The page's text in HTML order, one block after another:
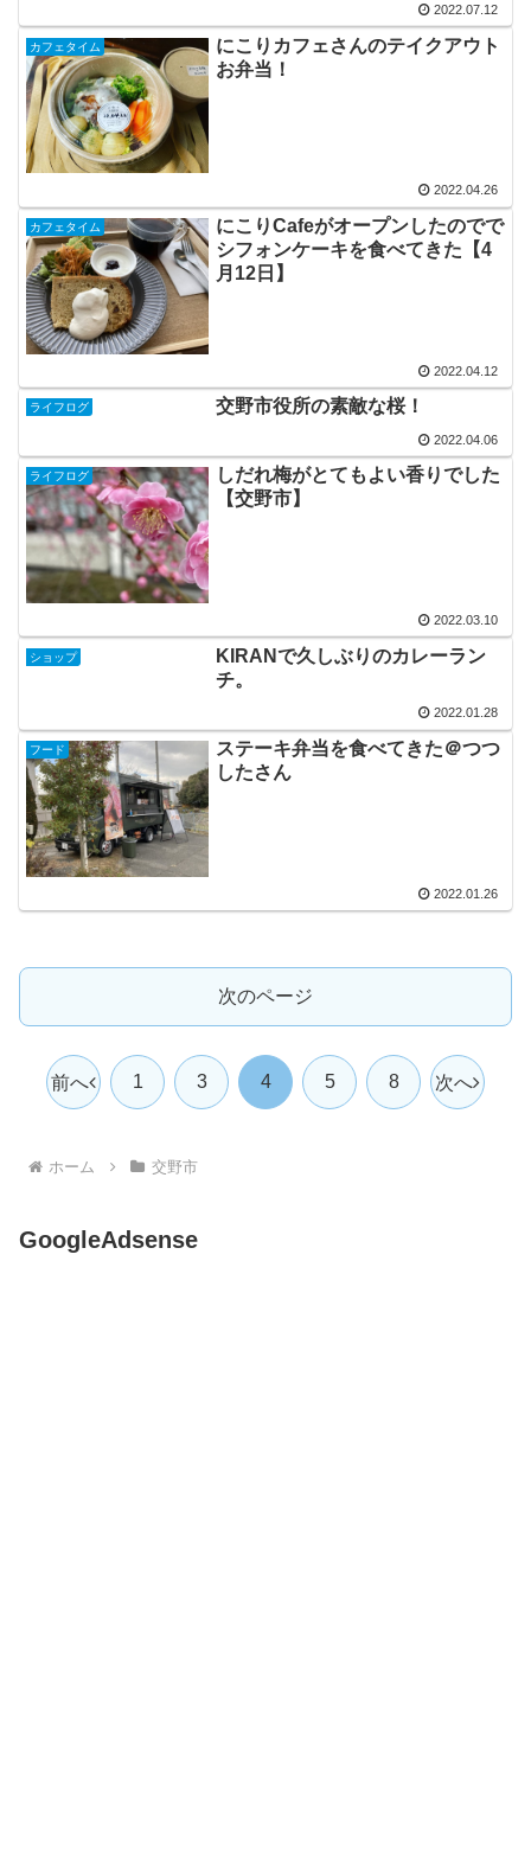
2022.07.12
カフェタイム
にこりカフェさんのテイクアウト
お弁当！
2022.04.26
カフェタイム
にこりCafeがオープンしたのでで
シフォンケーキを食べてきた【4
月12日】
2022.04.12
ライフログ 交野市役所の素敵な桜！
2022.04.06
ライフログ
しだれ梅がとてもよい香りでした
【交野市】
2022.03.10
ショップ
KIRANで久しぶりのカレーラン
チ。
2022.01.28
フード
ステーキ弁当を食べてきた＠つつ
したさん
2022.01.26
次のページ
前へ 1 3 4 5 8 次へ
ホーム 交野市
GoogleAdsense